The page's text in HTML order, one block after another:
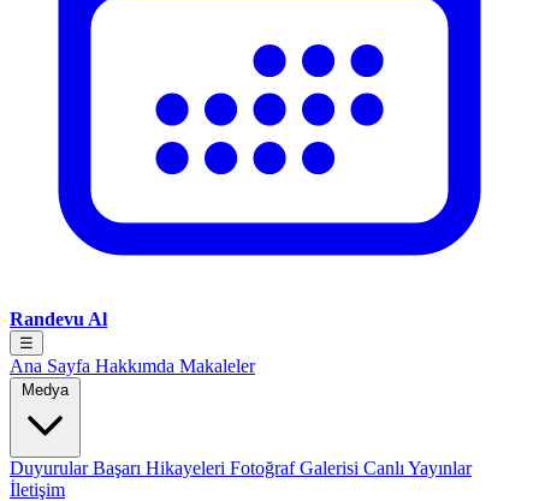
Randevu Al
☰
Ana Sayfa Hakkımda Makaleler
Medya
DuyurularBaşarı Hikayeleri Fotoğraf Galerisi Canlı Yayınlar
İletişim